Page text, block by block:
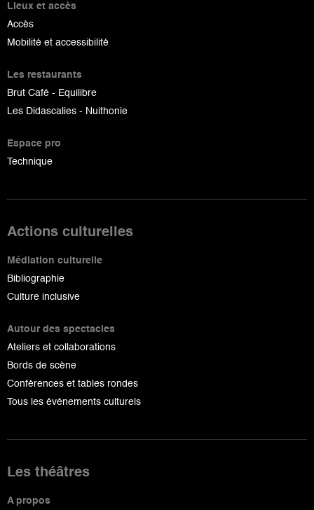
Lieux et accès
Accès
Mobilité et accessibilité
Les restaurants
Brut Café - Equilibre
Les Didascalies - Nuithonie
Espace pro
Technique
Actions culturelles
Médiation culturelle
Bibliographie
Culture inclusive
Autour des spectacles
Ateliers et collaborations
Bords de scène
Conférences et tables rondes
Tous les événements culturels
Les théâtres
A propos